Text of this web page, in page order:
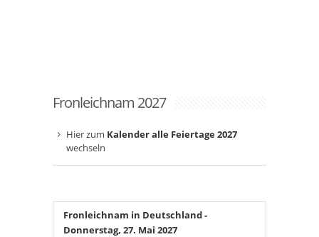
Fronleichnam 2027
Hier zum Kalender alle Feiertage 2027
wechseln
Fronleichnam in Deutschland-
Donnerstag, 27. Mai 2027